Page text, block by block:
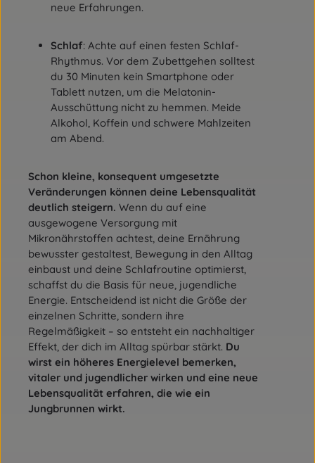
neue Erfahrungen.
Schlaf: Achte auf einen festen Schlaf-
Rhythmus. Vor dem Zubettgehen solltest
du 30 Minuten kein Smartphone oder
Tablett nutzen, um die Melatonin-
Ausschüttung nicht zu hemmen. Meide
Alkohol, Koffein und schwere Mahlzeiten
am Abend.
Schon kleine, konsequent umgesetzte
Veränderungen können deine Lebensqualität
deutlich steigern. Wenn du auf eine
ausgewogene Versorgung mit
Mikronährstoffen achtest, deine Ernährung
bewusster gestaltest, Bewegung in den Alltag
einbaust und deine Schlafroutine optimierst,
schaffst du die Basis für neue, jugendliche
Energie. Entscheidend ist nicht die Größe der
einzelnen Schritte, sondern ihre
Regelmäßigkeit – so entsteht ein nachhaltiger
Effekt, der dich im Alltag spürbar stärkt. Du
wirst ein höheres Energielevel bemerken,
vitaler und jugendlicher wirken und eine neue
Lebensqualität erfahren, die wie ein
Jungbrunnen wirkt.